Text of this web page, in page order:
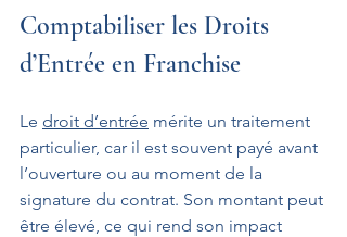
Comptabiliser les Droits
d’Entrée en Franchise
Le droit d’entrée mérite un traitement
particulier, car il est souvent payé avant
l’ouverture ou au moment de la
signature du contrat. Son montant peut
être élevé, ce qui rend son impact